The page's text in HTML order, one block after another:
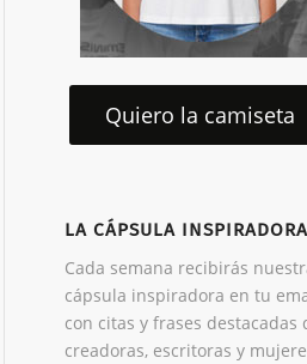
Quiero la camiseta
LA CÁPSULA
Cada semana recibirás
cápsula inspiradora en tu
con citas y frases destacadas
creadoras, escritoras y